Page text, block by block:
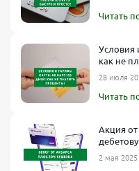
экосистемы!
Читать
Условия
как не
28 июля
Читать
Акция от
покупки
2 мая 2025